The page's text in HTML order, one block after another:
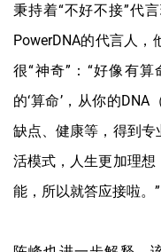
秉持着“不好不接”代
PowerDNA的代言人
很“神奇”：“好像有
的‘算命’，从你的
缺点、健康等，得到
活模式，人生更加理
能，所以就答应接啦。”